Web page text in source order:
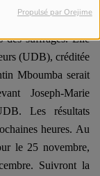
Propulsé par Orejime
République (UPR)
des suffrages. Elle
(UDB), créditée
Mboumba serait
Joseph-Marie
Les résultats
heures. Au
le 25 novembre,
Suivront la